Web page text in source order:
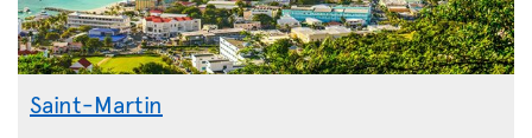
Saint-Martin